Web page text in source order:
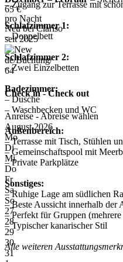
– Zugang zur Terrasse mit
Schlafzimmer 1:
– Doppelbett
Schlafzimmer 2:
– Zwei Einzelbetten
Badezimmer:
– Dusche
– Waschbecken und WC
Außenbereich:
– Terrasse mit Tisch, Stühlen
– Gemeinschaftspool mit
– Private Parkplätze
Sonstiges:
– Ruhige Lage am südlichen
– Beste Aussicht innerhalb der
– Perfekt für Gruppen
– Typischer kanarischer Stil
Alle weiteren
65 €
pro Nacht
Neu bei Clariso
seit 2025
de/Buchung/
64
Check in - Check out
Anreise -Abreise wählen
August 2026
Mo
Di
Mi
Do
Fr
Sa
So
27
28
29
30
31